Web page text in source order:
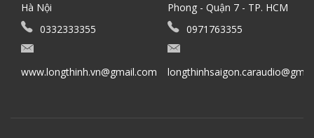
Hà Nội
0332333355
www.longthinh.vn@gmail.com
Phong - Quận 7 - TP. HCM
0971763355